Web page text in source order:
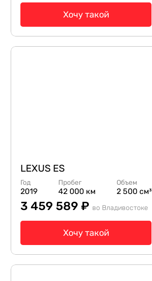
Хочу такой
LEXUS ES
Год
2019
Пробег
42 000 км
Объем
2 500 см³
3 459 589 ₽ во Владивостоке
Хочу такой